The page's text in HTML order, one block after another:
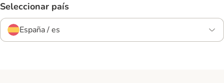
Seleccionar país
España / es